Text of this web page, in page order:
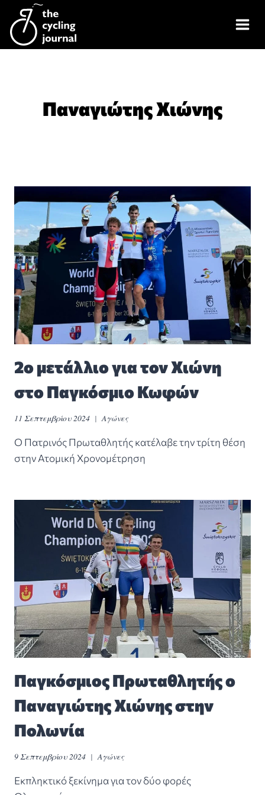
content
Παναγιώτης Χιώνης
2ο μετάλλιο για τον Χιώνη
στο Παγκόσμιο Κωφών
11 Σεπτεμβρίου 2024 Αγώνες
Ο Πατρινός Πρωταθλητής κατέλαβε την τρίτη θέση
στην Ατομική Χρονομέτρηση
Παγκόσμιος Πρωταθλητής ο
Παναγιώτης Χιώνης στην
Πολωνία
9 Σεπτεμβρίου 2024 Αγώνες
Εκπληκτικό ξεκίνημα για τον δύο φορές